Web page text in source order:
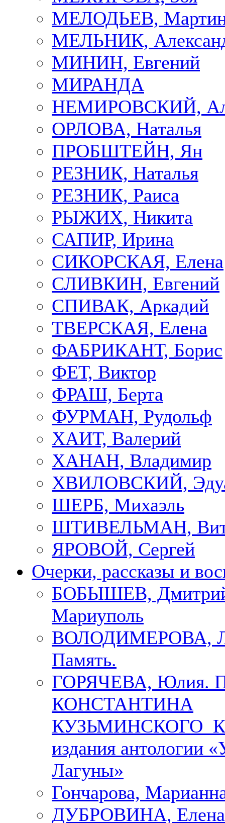
МЕЛОДЬЕВ,
МЕЛЬНИК,
МИНИН, Евгений
МИРАНДА
НЕМИРОВСКИЙ,
ОРЛОВА, Наталья
ПРОБШТЕЙН, Ян
РЕЗНИК, Наталья
РЕЗНИК, Раиса
РЫЖИХ, Никита
САПИР, Ирина
СИКОРСКАЯ, Елена
СЛИВКИН, Евгений
СПИВАК, Аркадий
ТВЕРСКАЯ, Елена
ФАБРИКАНТ, Борис
ФЕТ, Виктор
ФРАШ, Берта
ФУРМАН, Рудольф
ХАИТ, Валерий
ХАНАН, Владимир
ХВИЛОВСКИЙ,
ШЕРБ, Михаэль
ШТИВЕЛЬМАН,
ЯРОВОЙ, Сергей
Очерки, рассказы и
БОБЫШЕВ,
Мариуполь
ВОЛОДИМЕРОВА,
Память.
ГОРЯЧЕВА, Юлия.
КОНСТАНТИНА
КУЗЬМИНСКОГО К
издания антологии
Лагуны»
Гончарова,
ДУБРОВИНА,